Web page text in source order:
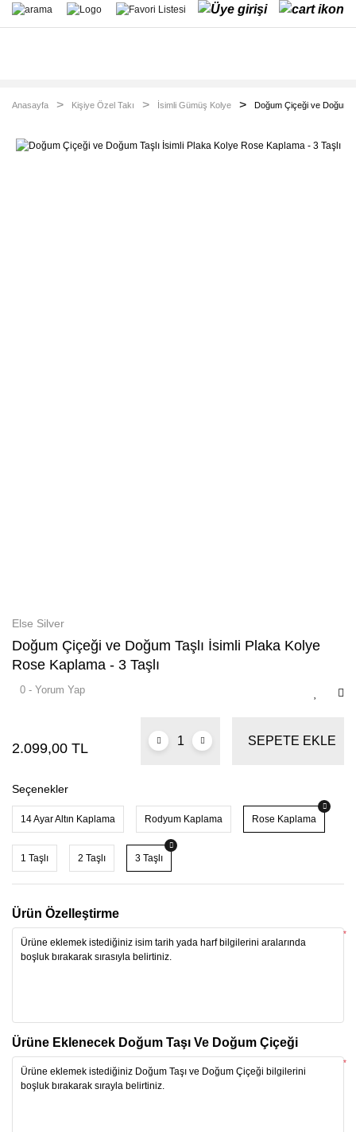
Anasayfa Kişiye Özel Takı İsimli Gümüş Kolye Doğum Çiçeği ve Doğum
Else Silver
Doğum Çiçeği ve Doğum Taşlı İsimli Plaka Kolye
Rose Kaplama - 3 Taşlı
0 - Yorum Yap
2.099,00 TL SEPETE EKLE
Seçenekler
14 Ayar Altın Kaplama Rodyum Kaplama Rose Kaplama
1 Taşlı 2 Taşlı 3 Taşlı
Ürün Özelleştirme
*
Ürüne Eklenecek Doğum Taşı Ve Doğum Çiçeği
*